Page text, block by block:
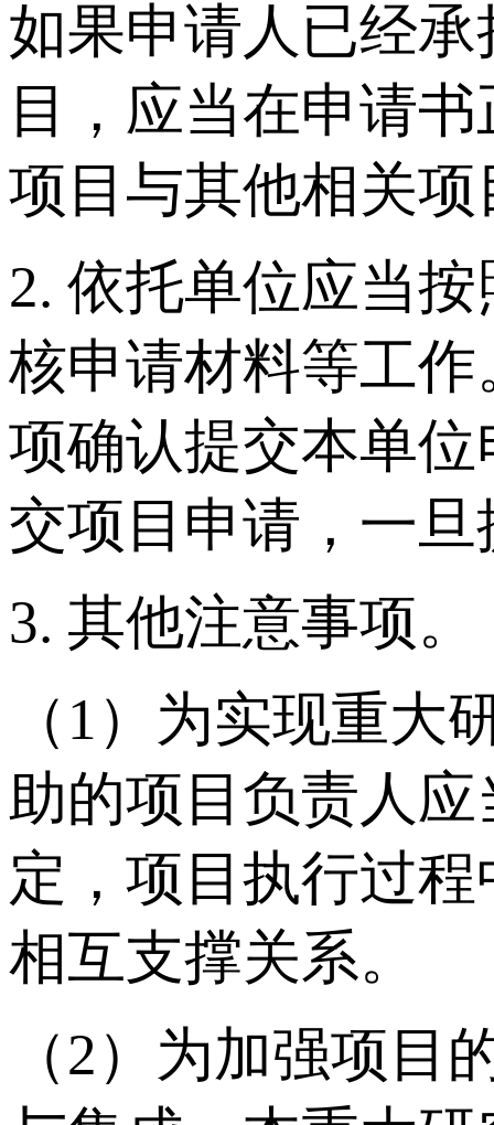
如果申请人已经
目，应当在申请
项目与其他相关
2. 依托单位应当
核申请材料等工作
项确认提交本单
交项目申请，一
3. 其他注意事项。
（1）为实现重
助的项目负责人
定，项目执行过
相互支撑关系。
（2）为加强项